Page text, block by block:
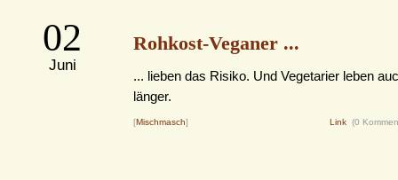
02
Juni
Rohkost-Veganer ...
... lieben das Risiko. Und Vegetarier leben
länger.
[Mischmasch] Link (0